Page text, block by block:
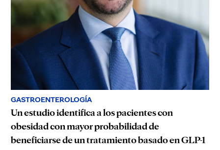
GASTROENTEROLOGÍA
Un estudio identifica a los pacientes con
obesidad con mayor probabilidad de
beneficiarse de un tratamiento basado en GLP-1